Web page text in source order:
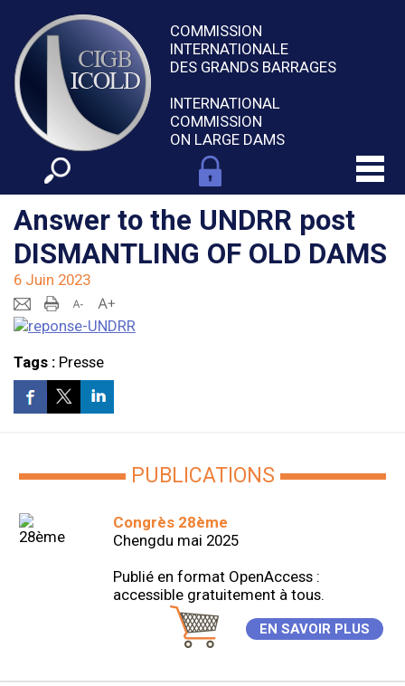
COMMISSION
INTERNATIONALE
DES GRANDS BARRAGES
INTERNATIONAL
COMMISSION
ON LARGE DAMS
PUBLICATIONS
Congrès 28ème
Chengdu mai 2025
Publié en format OpenAccess :
accessible gratuitement à tous.
EN SAVOIR PLUS
Answer to the UNDRR post
DISMANTLING OF OLD DAMS
6 Juin 2023
Tags : Presse